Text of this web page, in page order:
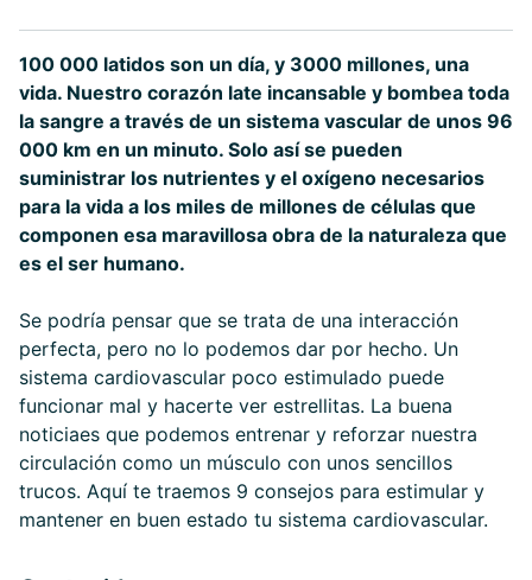
100 000 latidos son un día, y 3000 millones, una
vida. Nuestro corazón late incansable y bombea toda
la sangre a través de un sistema vascular de unos 96
000 km en un minuto. Solo así se pueden
suministrar los nutrientes y el oxígeno necesarios
para la vida a los miles de millones de células que
componen esa maravillosa obra de la naturaleza que
es el ser humano.
Se podría pensar que se trata de una interacción
perfecta, pero no lo podemos dar por hecho. Un
sistema cardiovascular poco estimulado puede
funcionar mal y hacerte ver estrellitas. La buena
noticiaes que podemos entrenar y reforzar nuestra
circulación como un músculo con unos sencillos
trucos. Aquí te traemos 9 consejos para estimular y
mantener en buen estado tu sistema cardiovascular.